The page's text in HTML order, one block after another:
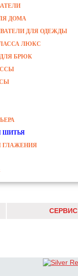
ДОМА
ДЛЯ ОДЕЖДЫ
ЛЮКС
БРЮК
ШИТЬЯ
ГЛАЖЕНИЯ
СЕРВИС